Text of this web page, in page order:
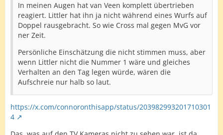
In meinen Augen hat van Veen komplett übertrieben
reagiert. Littler hat ihn ja nicht während eines Wurfs auf
Doppel rausgebracht. So wie Cross mal gegen MvG vor
ner Zeit.
Persönliche Einschätzung die nicht stimmen muss, aber
wenn Littler nicht die Nummer 1 wäre und gleiches
Verhalten an den Tag legen würde, wären die
Aufschreie nur halb so laut.
https://x.com/connoronthisapp/status/203982993201710301
4